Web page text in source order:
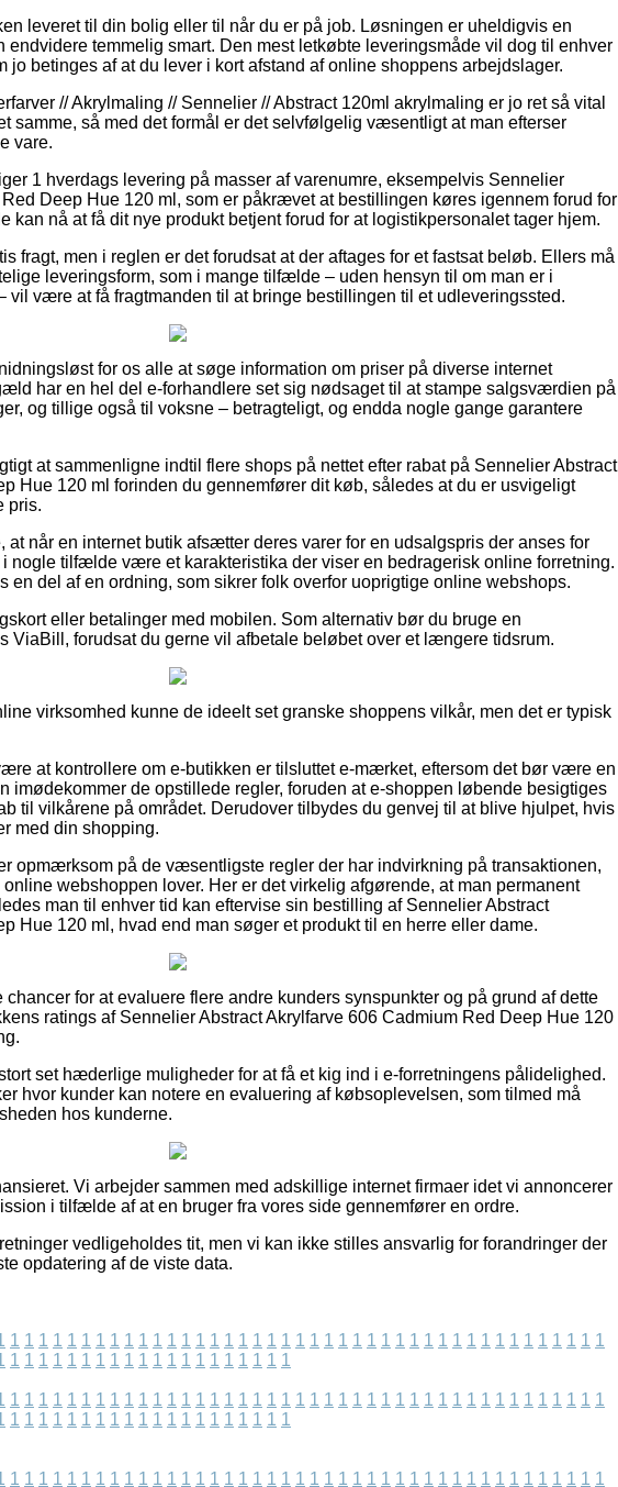
leveret til din bolig eller til når du er på job. Løsningen er uheldigvis en
endvidere temmelig smart. Den mest letkøbte leveringsmåde vil dog til enhver
betinges af at du lever i kort afstand af online shoppens arbejdslager.
// Akrylmaling // Sennelier // Abstract 120ml akrylmaling er jo ret så vital
samme, så med det formål er det selvfølgelig væsentligt at man efterser
vare.
1 hverdags levering på masser af varenumre, eksempelvis Sennelier
Deep Hue 120 ml, som er påkrævet at bestillingen køres igennem forud for
kan nå at få dit nye produkt betjent forud for at logistikpersonalet tager hjem.
fragt, men i reglen er det forudsat at der aftages for et fastsat beløb. Ellers må
leveringsform, som i mange tilfælde – uden hensyn til om man er i
vil være at få fragtmanden til at bringe bestillingen til et udleveringssted.
for os alle at søge information om priser på diverse internet
har en hel del e-forhandlere set sig nødsaget til at stampe salgsværdien på
og tillige også til voksne – betragteligt, og endda nogle gange garantere
at sammenligne indtil flere shops på nettet efter rabat på Sennelier Abstract
Hue 120 ml forinden du gennemfører dit køb, således at du er usvigeligt
pris.
at når en internet butik afsætter deres varer for en udsalgspris der anses for
nogle tilfælde være et karakteristika der viser en bedragerisk online forretning.
en del af en ordning, som sikrer folk overfor uoprigtige online webshops.
eller betalinger med mobilen. Som alternativ bør du bruge en
ViaBill, forudsat du gerne vil afbetale beløbet over et længere tidsrum.
virksomhed kunne de ideelt set granske shoppens vilkår, men det er typisk
at kontrollere om e-butikken er tilsluttet e-mærket, eftersom det bør være en
imødekommer de opstillede regler, foruden at e-shoppen løbende besigtiges
til vilkårene på området. Derudover tilbydes du genvej til at blive hjulpet, hvis
med din shopping.
opmærksom på de væsentligste regler der har indvirkning på transaktionen,
webshoppen lover. Her er det virkelig afgørende, at man permanent
man til enhver tid kan eftervise sin bestilling af Sennelier Abstract
Hue 120 ml, hvad end man søger et produkt til en herre eller dame.
for at evaluere flere andre kunders synspunkter og på grund af dette
ratings af Sennelier Abstract Akrylfarve 606 Cadmium Red Deep Hue 120
set hæderlige muligheder for at få et kig ind i e-forretningens pålidelighed.
hvor kunder kan notere en evaluering af købsoplevelsen, som tilmed må
hos kunderne.
Vi arbejder sammen med adskillige internet firmaer idet vi annoncerer
i tilfælde af at en bruger fra vores side gennemfører en ordre.
vedligeholdes tit, men vi kan ikke stilles ansvarlig for forandringer der
opdatering af de viste data.
1 1 1 1 1 1 1 1 1 1 1 1 1 1 1 1 1 1 1 1 1 1 1 1 1 1 1 1 1 1 1 1 1 1 1 1 1 1 1 1 1 1
1 1 1 1 1 1 1 1 1 1 1 1 1 1 1 1 1 1 1 1
1 1 1 1 1 1 1 1 1 1 1 1 1 1 1 1 1 1 1 1 1 1 1 1 1 1 1 1 1 1 1 1 1 1 1 1 1 1 1 1 1 1
1 1 1 1 1 1 1 1 1 1 1 1 1 1 1 1 1 1 1 1
1 1 1 1 1 1 1 1 1 1 1 1 1 1 1 1 1 1 1 1 1 1 1 1 1 1 1 1 1 1 1 1 1 1 1 1 1 1 1 1 1 1